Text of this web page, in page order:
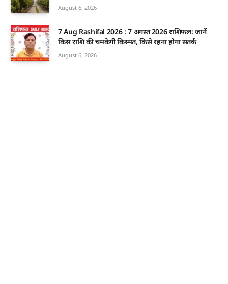
August 6, 2026
7 Aug Rashifal 2026 : 7 अगस्त 2026 राशिफल: जानें
किस राशि की चमकेगी किस्मत, किसे रहना होगा सतर्क
August 6, 2026